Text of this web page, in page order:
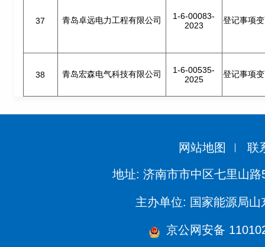
37 青岛卓远电力工程有限公司
1-6-00083-
2023
登记事项
38 青岛宏森电气科技有限公司
1-6-00535-
2025
登记事项
网站地图 联
地址: 济南市市中区七里山路
主办单位: 国家能源局山
京公网安备